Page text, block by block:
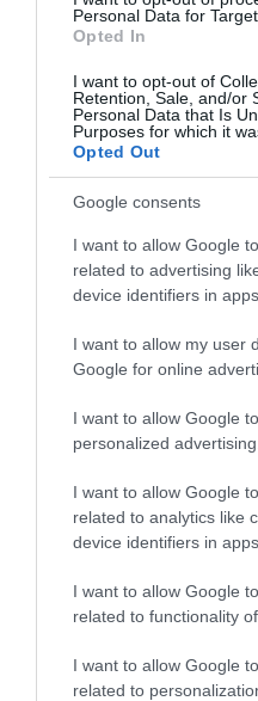
Personal Data for
Opted In
I want to opt-out of
Retention, Sale, and/or
Personal Data that Is
Purposes for which it
Opted Out
Google consents
I want to allow Google
related to advertising
device identifiers in apps.
I want to allow my user
Google for online
I want to allow Google
personalized advertising.
I want to allow Google
related to analytics like
device identifiers in apps.
I want to allow Google
related to functionality
I want to allow Google
related to
Tele van
importál
háttérben
Ritka esőzés
Bár az Atacama a világ
időnként még itt is
sivatag egyes részei
és szinte
egy olyan táj életében,
szinte mozdulatlan.Ez
korántsem állandó: a
befolyásolják a
váltakozását.A mai
ezer évvel ezelőtt tavak,
mintha más
ez a sivatag évmilliókon